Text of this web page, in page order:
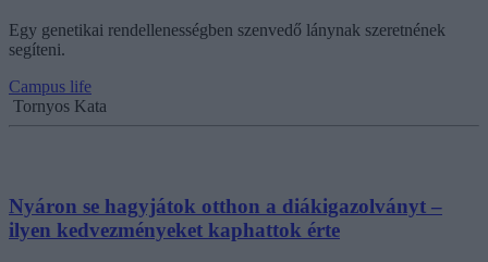
Egy genetikai rendellenességben szenvedő lánynak szeretnének
segíteni.
Campus life
Tornyos Kata
Nyáron se hagyjátok otthon a diákigazolványt –
ilyen kedvezményeket kaphattok érte